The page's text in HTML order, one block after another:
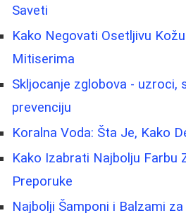
Saveti
Kako Negovati Osetljivu
Mitiserima
Skljocanje zglobova - uzroci,
prevenciju
Koralna Voda: Šta Je, Kako
Kako Izabrati Najbolju Farbu
Preporuke
Najbolji Šamponi i Balzami